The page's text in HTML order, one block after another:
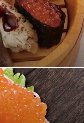
店
脂の乗った『オラン
たら『特上にぎり』
漬け尽くし』がおすす
ご家族でお食事になど